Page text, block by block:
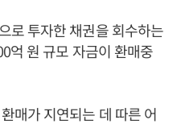
로 투자한 채권을 회수하는
억 원 규모 자금이 환매중
매가 지연되는 데 따른 어